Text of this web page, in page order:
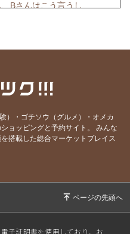
、Bさんはこう言うし…
です）
過ぎました。やる気が出な
グセになっていませんか？
・・・ではありません！
」は、やめましょう！
）・ゴチソウ（グルメ）・オメカ
ョッピングと予約サイト。
みんな
搭載した総合マーケットプレイス
子証明書を使用しており、お